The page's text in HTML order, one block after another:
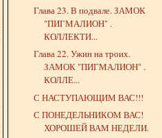
Глава 23. В подвале. ЗАМОК
"ПИГМАЛИОН" .
КОЛЛЕКТИ...
Глава 22. Ужин на троих.
ЗАМОК "ПИГМАЛИОН" .
КОЛЛЕ...
С НАСТУПАЮЩИМ ВАС!!!
С ПОНЕДЕЛЬНИКОМ ВАС!
ХОРОШЕЙ ВАМ НЕДЕЛИ.